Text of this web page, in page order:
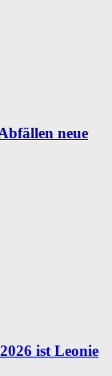
neue
ist Leonie